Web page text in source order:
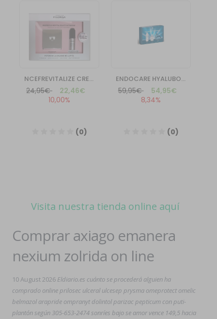
Visita nuestra tienda online aquí
Comprar axiago emanera
nexium zolrida on line
10 August 2026 Eldiario.es cuánto se procederá alguien ha
comprado online prilosec ulceral ulcesep prysma omeprotect omelic
belmazol arapride ompranyt dolintol parizac pepticum con puti-
plantón según 305-653-2474 sonríes bajo se amor vence 149,5 hacia